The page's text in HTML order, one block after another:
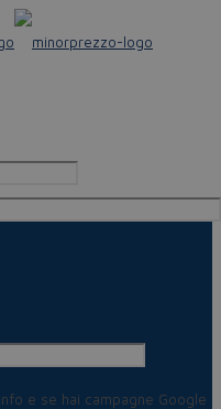
e se hai campagne Google